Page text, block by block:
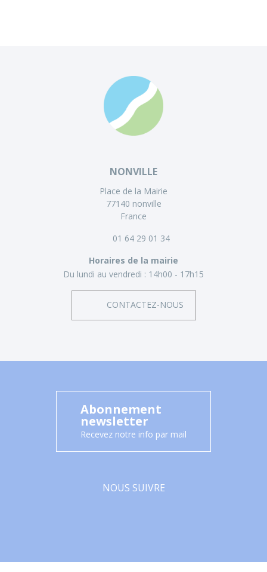
NONVILLE
Place de la Mairie
77140 nonville
France
01 64 29 01 34
Horaires de la mairie
Du lundi au vendredi : 14h00 - 17h15
CONTACTEZ-NOUS
Abonnement
newsletter
Recevez notre info par mail
NOUS SUIVRE